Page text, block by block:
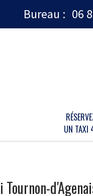
Bureau : 06
UN TAXI
Tournon-